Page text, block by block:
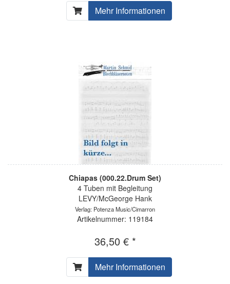
Mehr Informationen
Chiapas (000.22.Drum Set)
4 Tuben mit Begleitung
LEVY/McGeorge Hank
Verlag: Potenza Music/Cimarron
Artikelnummer: 119184
36,50 € *
Mehr Informationen